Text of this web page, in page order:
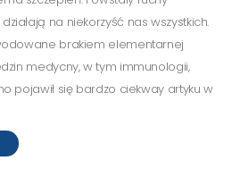
na niekorzyść nas wszystkich.
brakiem elementarnej
medycny, w tym immunologii,
pojawił się bardzo ciekway artyku w